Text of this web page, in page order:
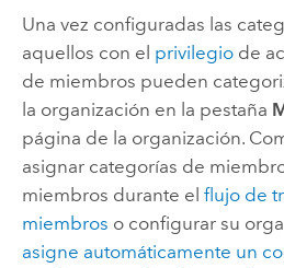
Una vez configuradas las
aquellos con el privilegiode
de miembros pueden
la organización en la pestaña
página de la organización.
asignar categorías de
miembros durante el flujo de
miembros o configurar su
asigne automáticamente un